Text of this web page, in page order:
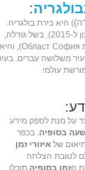
בולגריה:
)) היא בירת בולגריה.
2015). בשל גודלה,
העיר סופיה היא מחוז עצמאי (בבולגרית Област София), והיא
משלושה עברים.
עולמי.
על מנת לספק מידע
בסופיה. בכפר
של איזורי זמן
לטובת הצלחה
הזמן בסופיה תוכלו